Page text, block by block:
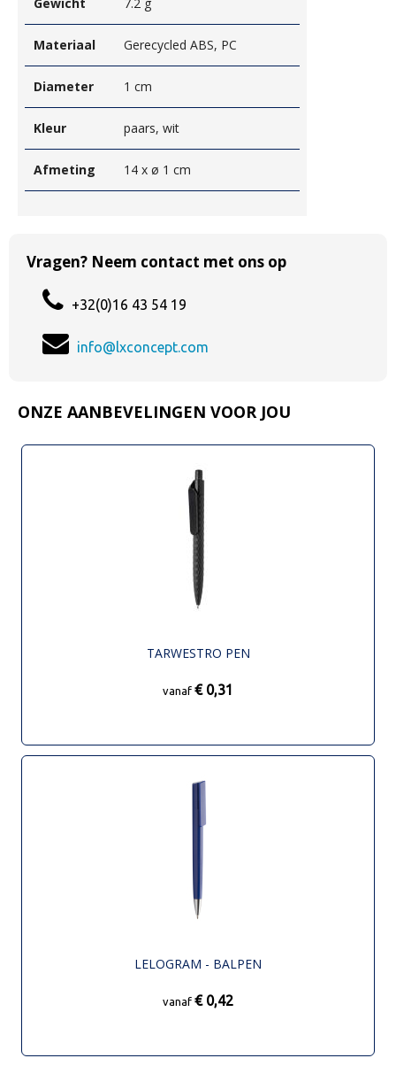
Gewicht 7.2 g
Materiaal Gerecycled ABS, PC
Diameter 1 cm
Kleur paars, wit
Afmeting 14 x ø 1 cm
Vragen? Neem contact met ons op
+32(0)16 43 54 19
info@lxconcept.com
ONZE AANBEVELINGEN VOOR JOU
TARWESTRO PEN
vanaf € 0,31
LELOGRAM - BALPEN
vanaf € 0,42